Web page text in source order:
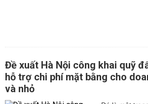
Đề xuất Hà Nội công khai quỹ
hỗ trợ chi phí mặt bằng cho
và nhỏ